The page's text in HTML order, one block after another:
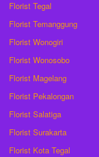
Florist Tegal
Florist Temanggung
Florist Wonogiri
Florist Wonosobo
Florist Magelang
Florist Pekalongan
Florist Salatiga
Florist Surakarta
Florist Kota Tegal